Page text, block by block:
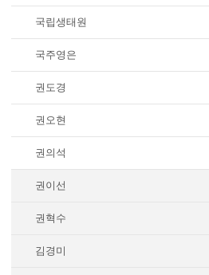
국립생태원
국주영은
권도경
권오현
권의석
권이선
권혁수
김경미